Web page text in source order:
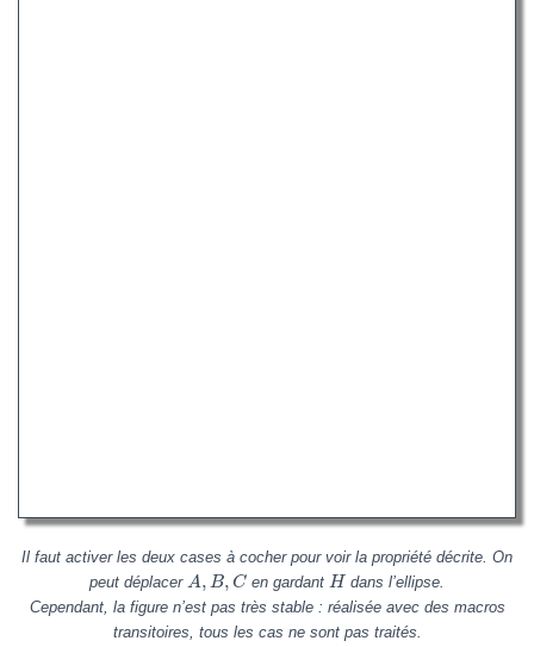
Il faut activer les deux cases à cocher pour voir la propriété décrite. On
peut déplacer A , B, Cen gardant Hdans l’ellipse.
Cependant, la figure n’est pas très stable : réalisée avec des macros
transitoires, tous les cas ne sont pas traités.